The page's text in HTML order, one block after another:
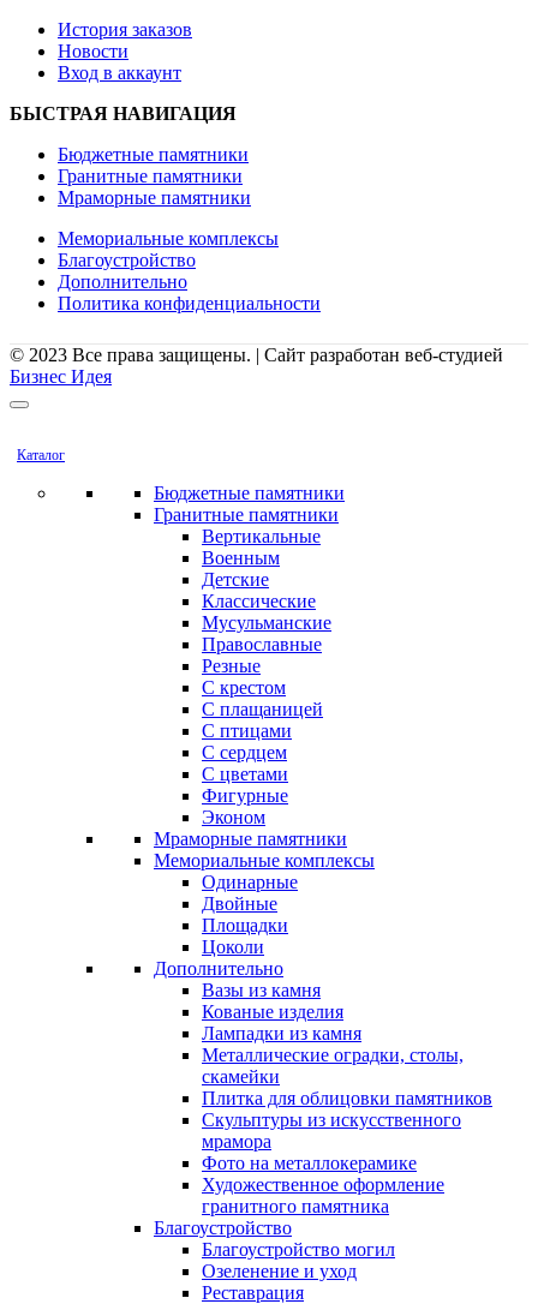
История заказов
Новости
Вход в аккаунт
БЫСТРАЯ НАВИГАЦИЯ
Бюджетные памятники
Гранитные памятники
Мраморные памятники
Мемориальные комплексы
Благоустройство
Дополнительно
Политика конфиденциальности
© 2023 Все права защищены. | Сайт разработан веб-студией
Бизнес Идея
Каталог
Бюджетные памятники
Гранитные памятники
Вертикальные
Военным
Детские
Классические
Мусульманские
Православные
Резные
С крестом
С плащаницей
С птицами
С сердцем
С цветами
Фигурные
Эконом
Мраморные памятники
Мемориальные комплексы
Одинарные
Двойные
Площадки
Цоколи
Дополнительно
Вазы из камня
Кованые изделия
Лампадки из камня
Металлические оградки, столы,
скамейки
Плитка для облицовки памятников
Скульптуры из искусственного
мрамора
Фото на металлокерамике
Художественное оформление
гранитного памятника
Благоустройство
Благоустройство могил
Озеленение и уход
Реставрация